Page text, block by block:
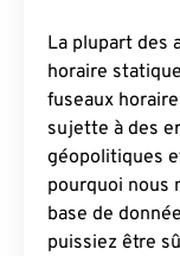
La plupart des
horaire
fuseaux
sujette à des
géopolitiques
pourquoi nous
base de
puissiez être